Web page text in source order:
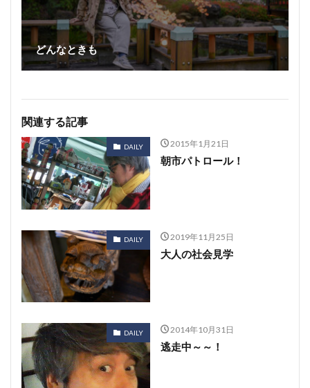
どんなときも
関連する記事
DAILY 2015年1月21日
朝市パトロール！
DAILY 2019年11月25日
大人の社会見学
DAILY 2014年10月31日
逃走中～～！